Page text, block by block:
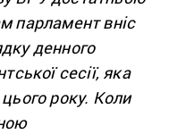
парламент вніс
денного
сесії, яка
року. Коли